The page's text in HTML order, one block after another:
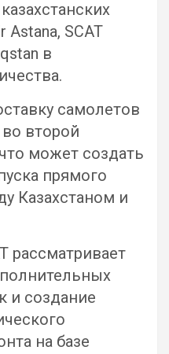
Astana, SCAT
в
самолетов
во второй
может создать
прямого
Казахстаном и
рассматривает
и создание
на базе